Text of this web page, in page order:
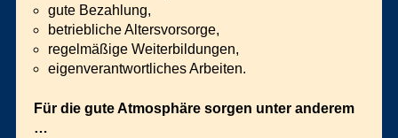
gute Bezahlung,
betriebliche Altersvorsorge,
regelmäßige Weiterbildungen,
eigenverantwortliches Arbeiten.
Für die gute Atmosphäre sorgen unter anderem
…